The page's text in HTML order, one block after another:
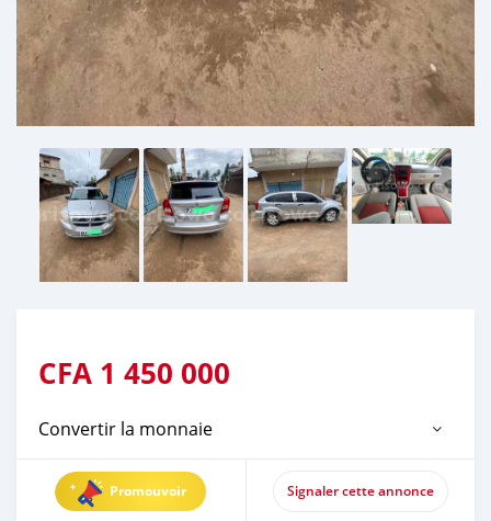
CFA 1 450 000
Convertir la monnaie
Promouvoir Signaler cette annonce